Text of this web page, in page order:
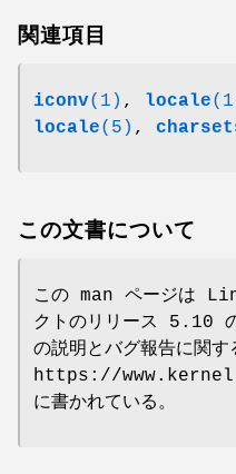
関連項目
iconv(1) , locale
locale(5) ,
この文書について
この man ページは
クトのリリース 5.10
の説明とバグ報告に関す
https://
に書かれている。